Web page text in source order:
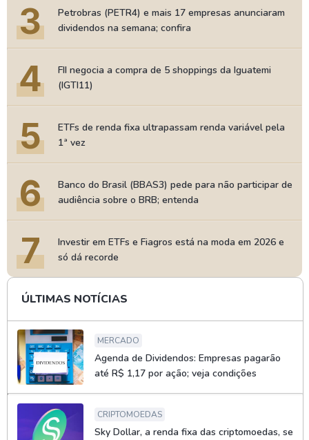
3
Petrobras (PETR4) e mais 17 empresas anunciaram
dividendos na semana; confira
4
FII negocia a compra de 5 shoppings da Iguatemi
(IGTI11)
5
ETFs de renda fixa ultrapassam renda variável pela
1ª vez
6
Banco do Brasil (BBAS3) pede para não participar de
audiência sobre o BRB; entenda
7
Investir em ETFs e Fiagros está na moda em 2026 e
só dá recorde
ÚLTIMAS NOTÍCIAS
MERCADO
Agenda de Dividendos: Empresas pagarão
até R$ 1,17 por ação; veja condições
CRIPTOMOEDAS
Sky Dollar, a renda fixa das criptomoedas, se